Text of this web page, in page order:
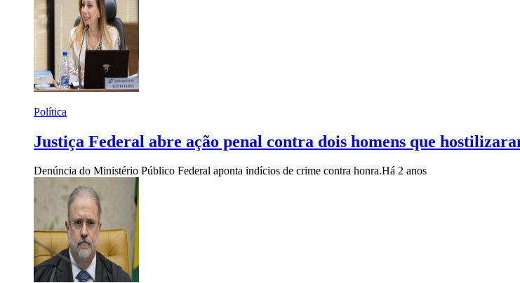
Política
Justiça Federal abre ação penal contra dois homens que
Denúncia do Ministério Público Federal aponta indícios de crime contra honra.Há 2 anos